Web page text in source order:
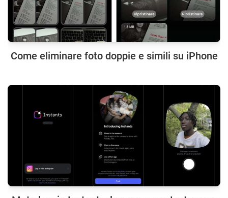
Come eliminare foto doppie e simili su iPhone